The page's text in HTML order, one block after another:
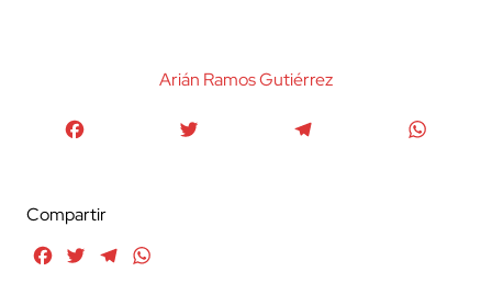
Arián Ramos Gutiérrez
Compartir
FacebookTwitterTelegram